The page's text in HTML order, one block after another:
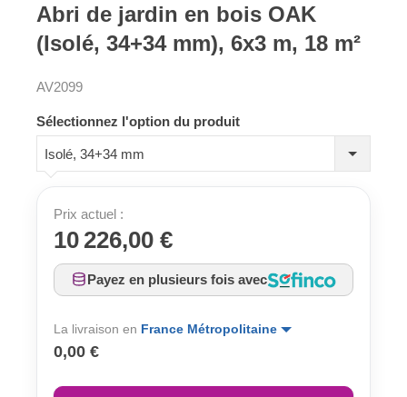
Abri de jardin en bois OAK
(Isolé, 34+34 mm), 6x3 m, 18 m²
AV2099
Sélectionnez l'option du produit
Isolé, 34+34 mm
Prix actuel :
10 226,00 €
Payez en plusieurs fois avec
La livraison en France Métropolitaine
0,00 €